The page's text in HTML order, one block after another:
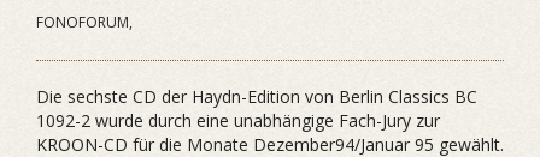
FONOFORUM,
Die sechste CD der Haydn-Edition von Berlin Classics BC
1092-2 wurde durch eine unabhängige Fach-Jury zur
KROON-CD für die Monate Dezember94/Januar 95 gewählt.